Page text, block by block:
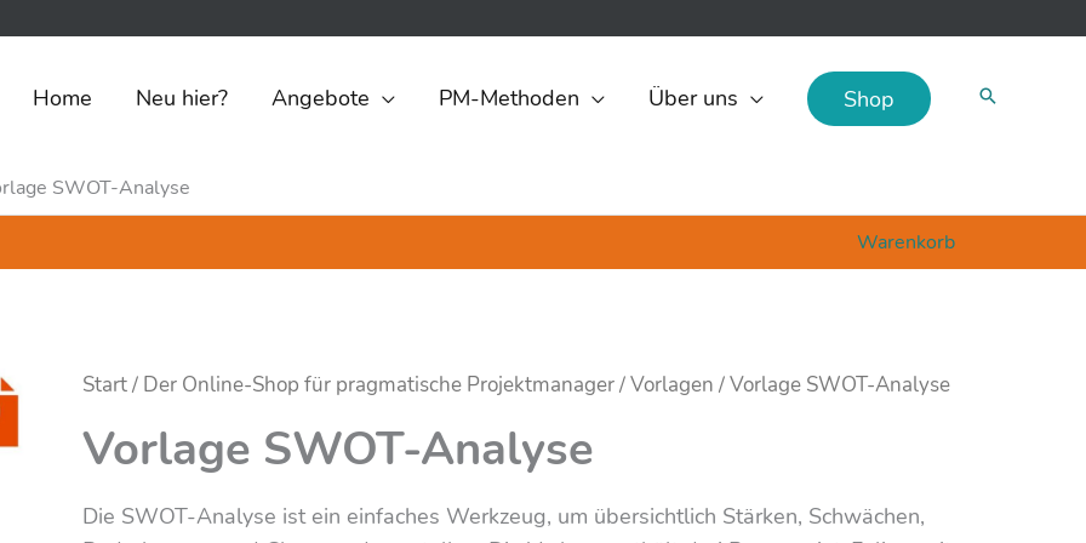
Home Neu hier? Angebote PM-Methoden Über uns Shop
SWOT-Analyse
Warenkorb
Start/ Der Online-Shop für pragmatische Projektmanager/Vorlagen / Vorlage SWOT-Analyse
Vorlage SWOT-Analyse
Die SWOT-Analyse ist ein einfaches Werkzeug, um übersichtlich Stärken, Schwächen,